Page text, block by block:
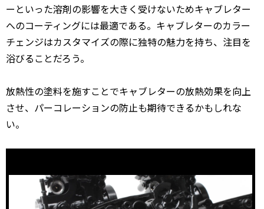
ーといった溶剤の影響を大きく受けないためキャブレター
へのコーティングには最適である。キャブレターのカラー
チェンジはカスタマイズの際に独特の魅力を持ち、注目を
浴びることだろう。
放熱性の塗料を施すことでキャブレターの放熱効果を向上
させ、パーコレーションの防止も期待できるかもしれな
い。